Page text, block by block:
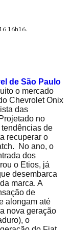
16h16.
de São Paulo
o mercado
Chevrolet Onix
das
no
de
recuperar o
No ano, o
dos
o Etios, já
desembarca
marca. A
de
alongam até
nova geração
o